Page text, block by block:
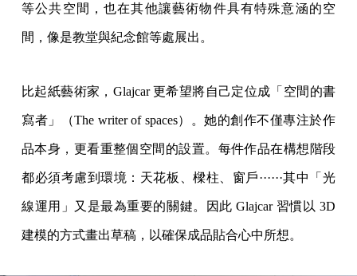
等公共空間，也在其他讓藝術物件具有特殊意涵的空
間，像是教堂與紀念館等處展出。
比起紙藝術家，Glajcar 更希望將自己定位成「空間的書
寫者」（The writer of spaces）。她的創作不僅專注於作
品本身，更看重整個空間的設置。每件作品在構想階段
都必須考慮到環境：天花板、樑柱、窗戶······其中「光
線運用」又是最為重要的關鍵。因此 Glajcar 習慣以 3D
建模的方式畫出草稿，以確保成品貼合心中所想。